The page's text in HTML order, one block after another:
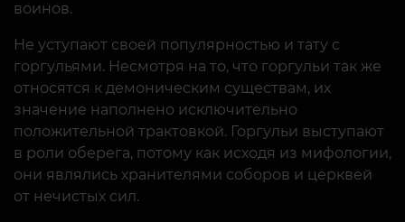
воинов.
Не уступают своей популярностью и тату с
горгульями. Несмотря на то, что горгульи так же
относятся к демоническим существам, их
значение наполнено исключительно
положительной трактовкой. Горгульи выступают
в роли оберега, потому как исходя из мифологии,
они являлись хранителями соборов и церквей
от нечистых сил.